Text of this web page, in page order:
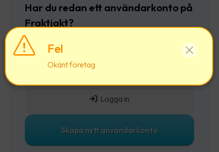
Fel
Okänt företag
Har du redan ett användarkonto på
Fraktjakt?
Då rekommenderar vi att du först
och
sedan lägger till ett företag till ditt befintliga
användarkonto.
Logga in
Skapa nytt användarkonto